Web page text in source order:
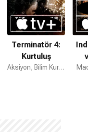
Terminatör 4:
Kurtuluş
Aksiyon, Bilim Kurgu, Gerilim